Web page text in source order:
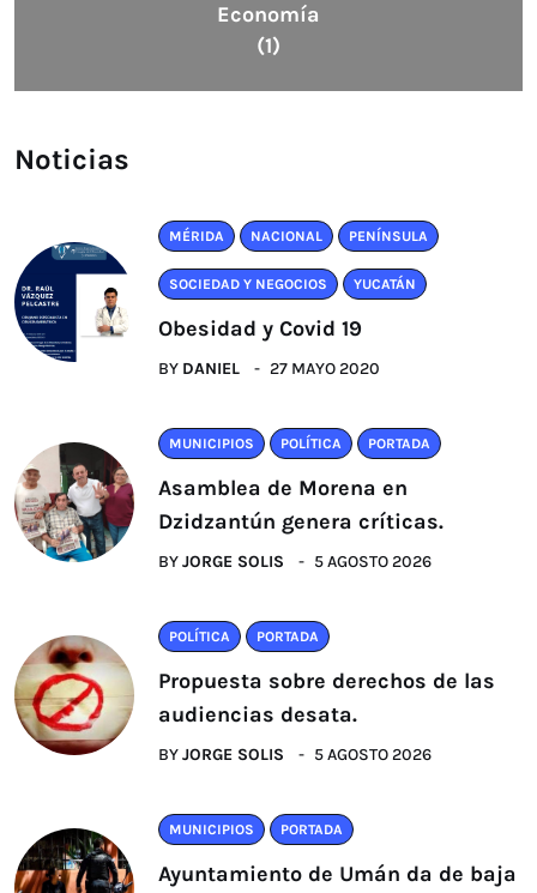
Economía
(1)
Noticias
MÉRIDA NACIONAL PENÍNSULA
SOCIEDAD Y NEGOCIOS YUCATÁN
Obesidad y Covid 19
BY DANIEL 27 MAYO 2020
MUNICIPIOS POLÍTICA PORTADA
Asamblea de Morena en
Dzidzantún genera críticas.
BYJORGE SOLIS 5 AGOSTO 2026
POLÍTICA PORTADA
Propuesta sobre derechos de las
audiencias desata.
BYJORGE SOLIS 5 AGOSTO 2026
MUNICIPIOS PORTADA
Ayuntamiento de Umán da de baja